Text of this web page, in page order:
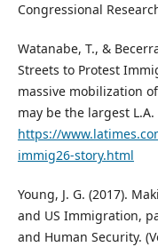
Congressional
Watanabe, T., &
Streets to Protest
massive mobilization
may be the largest
https://
immig26-story.html
Young, J. G. (2017).
and US Immigration,
and Human Security.